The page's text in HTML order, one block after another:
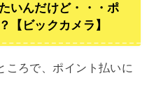
いんだけど・・・ポ
【ビックカメラ】
ころで、ポイント払いに